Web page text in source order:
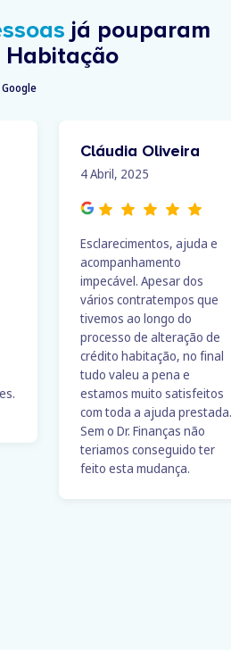
já pouparam
Habitação
Google
Cláudia Oliveira
4 Abril, 2025
Esclarecimentos, ajuda e
acompanhamento
impecável. Apesar dos
vários contratempos que
tivemos ao longo do
processo de alteração de
crédito habitação, no final
tudo valeu a pena e
estamos muito satisfeitos
com toda a ajuda prestada.
Sem o Dr. Finanças não
teriamos conseguido ter
feito esta mudança.